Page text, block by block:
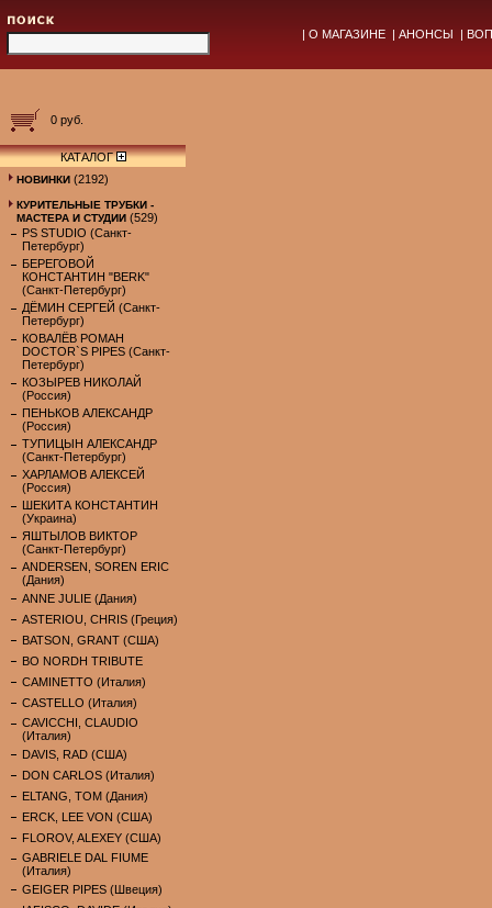
| О МАГАЗИНЕ | АНОНСЫ |
0 руб.
КАТАЛОГ
НОВИНКИ (2192)
КУРИТЕЛЬНЫЕ ТРУБКИ -
МАСТЕРА И СТУДИИ (529)
PS STUDIO (Санкт-
Петербург)
БЕРЕГОВОЙ
КОНСТАНТИН "BERK"
(Санкт-Петербург)
ДЁМИН СЕРГЕЙ (Санкт-
Петербург)
КОВАЛЁВ РОМАН
DOCTOR`S PIPES (Санкт-
Петербург)
КОЗЫРЕВ НИКОЛАЙ
(Россия)
ПЕНЬКОВ АЛЕКСАНДР
(Россия)
ТУПИЦЫН АЛЕКСАНДР
(Санкт-Петербург)
ХАРЛАМОВ АЛЕКСЕЙ
(Россия)
ШЕКИТА КОНСТАНТИН
(Украина)
ЯШТЫЛОВ ВИКТОР
(Санкт-Петербург)
ANDERSEN, SOREN ERIC
(Дания)
ANNE JULIE (Дания)
ASTERIOU, CHRIS (Греция)
BATSON, GRANT (США)
BO NORDH TRIBUTE
CAMINETTO (Италия)
CASTELLO (Италия)
CAVICCHI, CLAUDIO
(Италия)
DAVIS, RAD (США)
DON CARLOS (Италия)
ELTANG, TOM (Дания)
ERCK, LEE VON (США)
FLOROV, ALEXEY (США)
GABRIELE DAL FIUME
(Италия)
GEIGER PIPES (Швеция)